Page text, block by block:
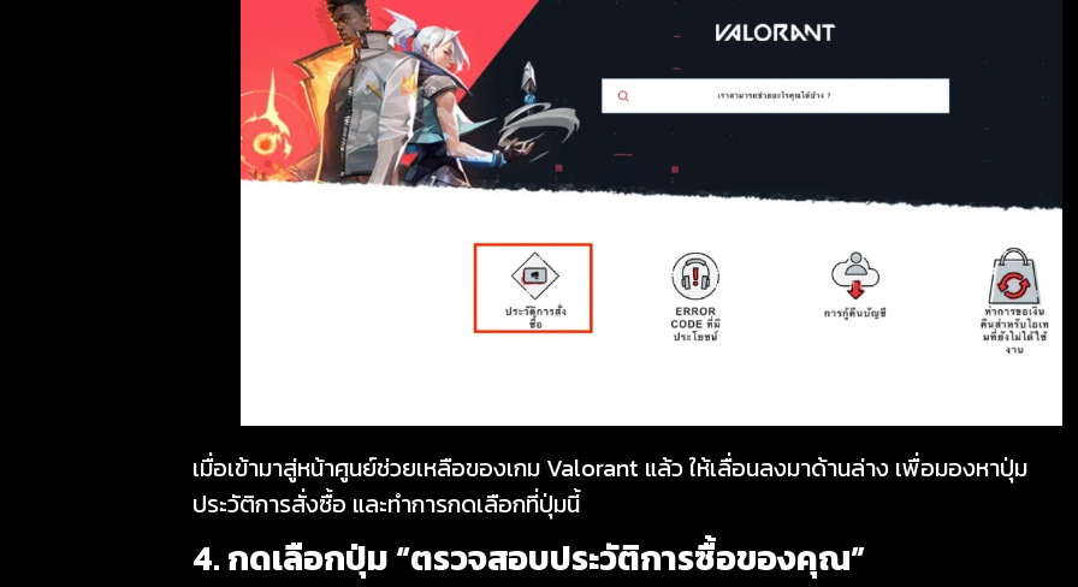
เมื่อเข้ามาสู่หน้าศูนย์ช่วยเหลือของเกม Valorant แล้ว ให้เลื่อนลงมาด้านล่าง เพื่อมองหาปุ่ม
ประวัติการสั่งซื้อ และทำการกดเลือกที่ปุ่มนี้
4. กดเลือกปุ่ม “ตรวจสอบประวัติการซื้อของคุณ”